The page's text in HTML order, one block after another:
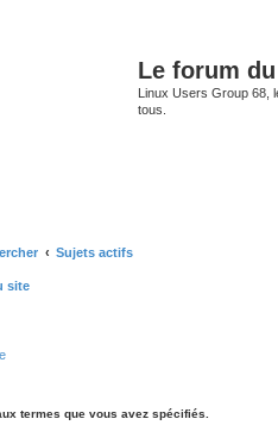
Le forum
Linux Users Group 68,
tous.
Sujets actifs
site
termes que vous avez spécifiés.